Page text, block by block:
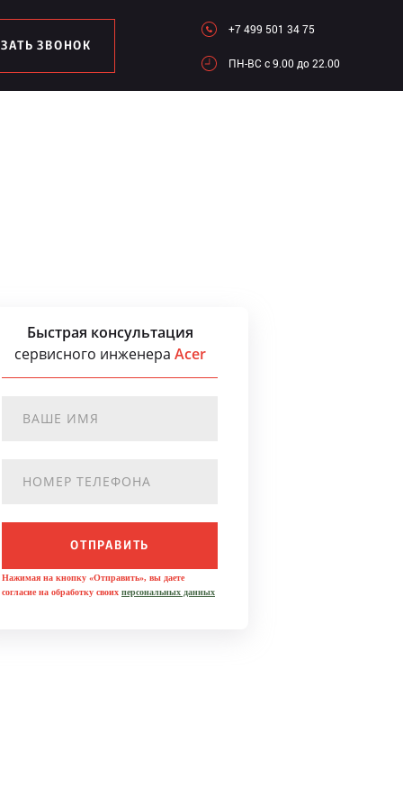
ЗВОНОК
+7 499 501 34 75
ПН-ВC c 9.00 до 22.00
Быстрая консультация
сервисного инженера Acer
ОТПРАВИТЬ
Нажимая на кнопку «Отправить», вы даете
согласие на обработку своих персональных данных